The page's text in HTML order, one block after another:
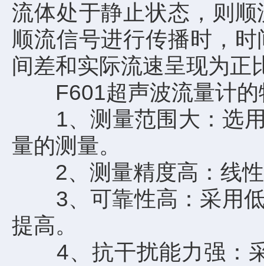
流体处于静止状态，则
顺流信号进行传播时，
间差和实际流速呈现为正
F601超声波流量计的
1、测量范围大：选用
量的测量。
2、测量精度高：线性
3、可靠性高：采用低
提高。
4、抗干扰能力强：采